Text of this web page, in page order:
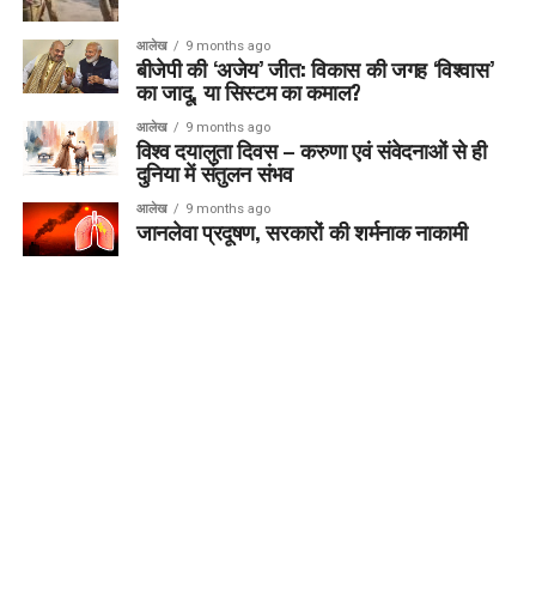
आलेख 9 months ago
बीजेपी की ‘अजेय’ जीत: विकास की जगह ‘विश्वास’
का जादू, या सिस्टम का कमाल?
आलेख 9 months ago
विश्व दयालुता दिवस – करुणा एवं संवेदनाओं से ही
दुनिया में संतुलन संभव
आलेख 9 months ago
जानलेवा प्रदूषण, सरकारों की शर्मनाक नाकामी